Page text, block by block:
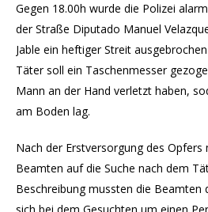
Gegen 18.00h wurde die Polizei
der Straße Diputado Manuel
Jable ein heftiger Streit
Täter soll ein Taschenmesser
Mann an der Hand verletzt haben,
am Boden lag.
Nach der Erstversorgung des Opfers
Beamten auf die Suche nach dem
Beschreibung mussten die Beamten